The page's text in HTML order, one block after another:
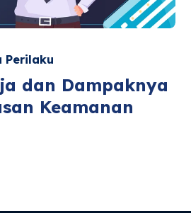
Perilaku
dan Dampaknya
Keamanan